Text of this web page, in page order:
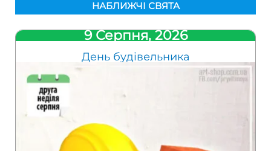
НАБЛИЖЧІ СВЯТА
9 Серпня, 2026
День будівельника